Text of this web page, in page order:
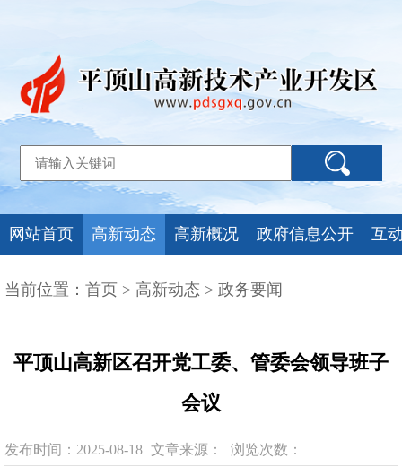
网站首页 高新动态 高新概况 政府信息公开 互
当前位置： 首页 > 高新动态 > 政务要闻
平顶山高新区召开党工委、管委会领导班子
会议
发布时间：2025-08-18 文章来源： 浏览次数：